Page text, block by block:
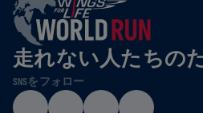
走れない人たちの
SNSをフォロー